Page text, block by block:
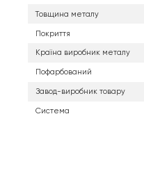
Товщина металу
Покриття
Країна виробник металу
Пофарбований
Завод-виробник товару
Система